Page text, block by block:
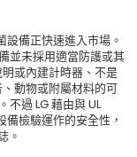
備正快速進入市場。
並未採用適當防護或其
或內建計時器、不是
動物或附屬材料的可
不過 LG 藉由與 UL
檢驗運作的安全性，
。